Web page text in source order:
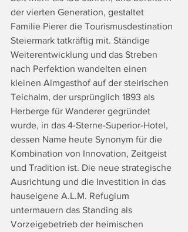
der vierten Generation, gestaltet
Familie Pierer die Tourismusdestination
Steiermark tatkräftig mit. Ständige
Weiterentwicklung und das Streben
nach Perfektion wandelten einen
kleinen Almgasthof auf der steirischen
Teichalm, der ursprünglich 1893 als
Herberge für Wanderer gegründet
wurde, in das 4-Sterne-Superior-Hotel,
dessen Name heute Synonym für die
Kombination von Innovation, Zeitgeist
und Tradition ist. Die neue strategische
Ausrichtung und die Investition in das
hauseigene A.L.M. Refugium
untermauern das Standing als
Vorzeigebetrieb der heimischen